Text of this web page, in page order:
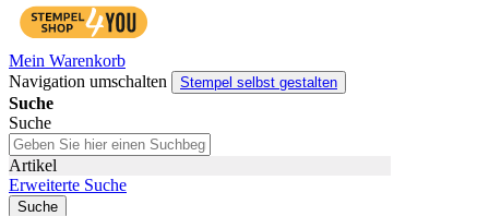
Mein Warenkorb
Navigation umschalten
Stempel selbst gestalten
Suche
Suche
Artikel
Erweiterte Suche
Suche